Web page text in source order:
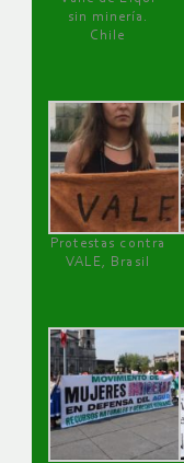
sin minería.
Chile
Protestas contra
VALE, Brasil